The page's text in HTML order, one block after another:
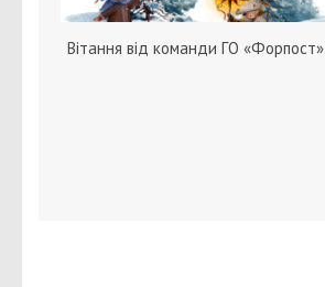
Вітання від команди ГО «Форпост»